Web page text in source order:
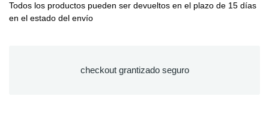
Todos los productos pueden ser devueltos en el plazo de 15 días
en el estado del envío
checkout grantizado seguro